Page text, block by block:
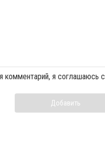
комментарий, я соглашаюсь с
Добавить